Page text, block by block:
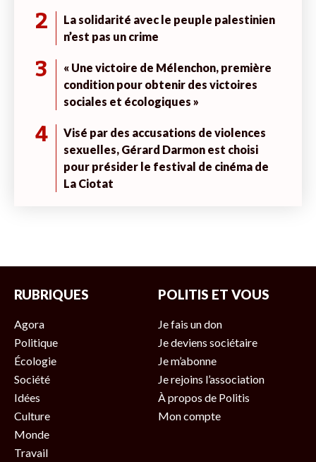
2
La solidarité avec le peuple palestinien
n’est pas un crime
3
« Une victoire de Mélenchon, première
condition pour obtenir des victoires
sociales et écologiques »
4
Visé par des accusations de violences
sexuelles, Gérard Darmon est choisi
pour présider le festival de cinéma de
La Ciotat
RUBRIQUES
Agora
Politique
Écologie
Société
Idées
Culture
Monde
Travail
POLITIS ET VOUS
Je fais un don
Je deviens sociétaire
Je m’abonne
Je rejoins l’association
À propos de Politis
Mon compte